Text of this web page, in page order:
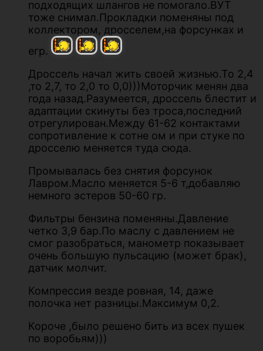
подходящих шлангов не помогало.ВУТ
тоже снимал.Прокладки поменяны под
коллектором, дросселем,на форсунках и
егр.
Дроссель начал жить своей жизнью.То 2,4
,то 2,7, то 2,0 то 0,0)))Моторчик менян два
года назад.Разумеется, дроссель блестит и
адаптации скинуты без троса,последний
отрегулирован.Между 61-62 контактами
сопротивление к сотне ом и при стуке по
дросселю меняется туда сюда.
Промывалась без снятия форсунок
Лавром.Масло меняется 5-6 т,добавляю
немного эстеров 50-60 гр.
Фильтры бензина поменяны.Давление
четко 3,9 бар.По маслу с давлением не
смог разобраться, манометр показывает
очень большую пульсацию (может брак),
датчик молчит.
Компрессия везде ровная, 14, даже
полочка нет разницы.Максимум 0,2.
Короче ,было решено бить из всех пушек
по воробьям)))